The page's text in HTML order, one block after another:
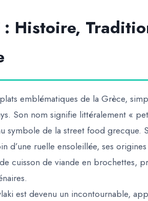
Histoire,
emblématiques de la Grèce,
Son nom signifie littéralement «
symbole de la street food grecque.
d’une ruelle ensoleillée, ses
cuisson de viande en brochettes,
est devenu un incontournable,